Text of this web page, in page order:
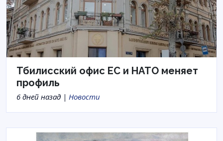
Тбилисский офис ЕС и НАТО меняет
профиль
6 дней назад | Новости